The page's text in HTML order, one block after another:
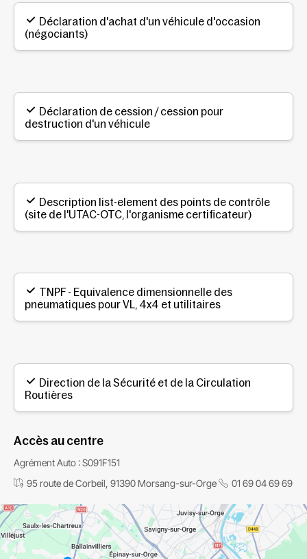
Déclaration d'achat d'un véhicule d'occasion
(négociants)
Déclaration de cession / cession pour
destruction d'un véhicule
Description list-element des points de contrôle
(site de l'UTAC-OTC, l'organisme certificateur)
TNPF - Equivalence dimensionnelle des
pneumatiques pour VL, 4x4 et utilitaires
Direction de la Sécurité et de la Circulation
Routières
Accès au centre
Agrément Auto : S091F151
95 route de Corbeil, 91390 Morsang-sur-Orge
01 69 04 69 69